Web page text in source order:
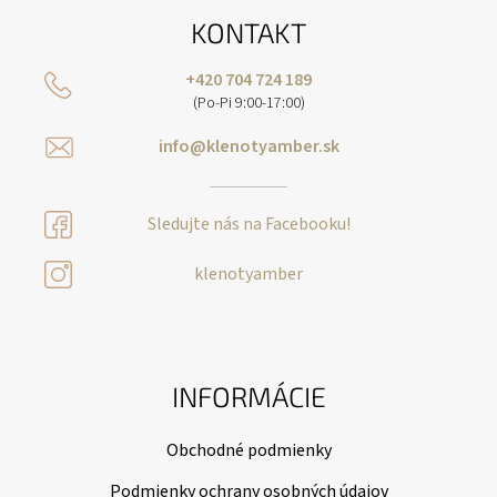
KONTAKT
+420 704 724 189
(Po-Pi 9:00-17:00)
info@klenotyamber.sk
Sledujte nás na Facebooku!
klenotyamber
INFORMÁCIE
Obchodné podmienky
Podmienky ochrany osobných údajov